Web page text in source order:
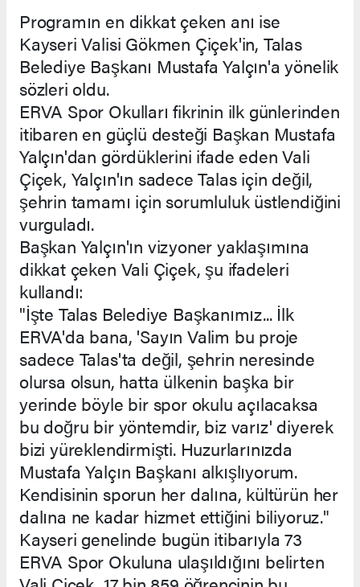
Programın en dikkat çeken anı ise
Kayseri Valisi Gökmen Çiçek'in, Talas
Belediye Başkanı Mustafa Yalçın'a yönelik
sözleri oldu.
ERVA Spor Okulları fikrinin ilk günlerinden
itibaren en güçlü desteği Başkan Mustafa
Yalçın'dan gördüklerini ifade eden Vali
Çiçek, Yalçın'ın sadece Talas için değil,
şehrin tamamı için sorumluluk üstlendiğini
vurguladı.
Başkan Yalçın'ın vizyoner yaklaşımına
dikkat çeken Vali Çiçek, şu ifadeleri
kullandı:
"İşte Talas Belediye Başkanımız... İlk
ERVA'da bana, 'Sayın Valim bu proje
sadece Talas'ta değil, şehrin neresinde
olursa olsun, hatta ülkenin başka bir
yerinde böyle bir spor okulu açılacaksa
bu doğru bir yöntemdir, biz varız' diyerek
bizi yüreklendirmişti. Huzurlarınızda
Mustafa Yalçın Başkanı alkışlıyorum.
Kendisinin sporun her dalına, kültürün her
dalına ne kadar hizmet ettiğini biliyoruz."
Kayseri genelinde bugün itibarıyla 73
ERVA Spor Okuluna ulaşıldığını belirten